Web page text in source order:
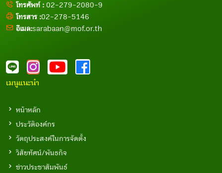
โทรศัพท์ : 02-279-2080-9
โทรสาร :02-278-5146
อีเมล:sarabaan@mof.or.th
เมนูแนะนำ
หน้าหลัก
ประวัติองค์กร
วัตถุประสงค์ในการจัดตั้ง
วิสัยทัศน์/พันธกิจ
ข่าวประชาสัมพันธ์